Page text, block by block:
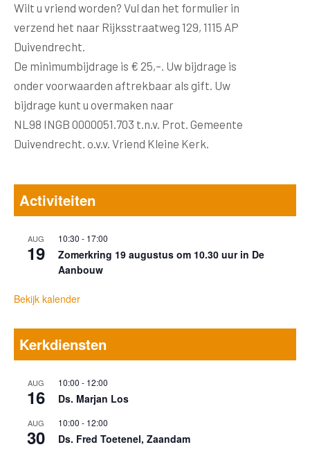
Wilt u vriend worden? Vul dan het formulier in
verzend het naar Rijksstraatweg 129, 1115 AP
Duivendrecht.
De minimumbijdrage is € 25,–. Uw bijdrage is
onder voorwaarden aftrekbaar als gift. Uw
bijdrage kunt u overmaken naar
NL98 INGB 0000051.703 t.n.v. Prot. Gemeente
Duivendrecht. o.v.v. Vriend Kleine Kerk.
Activiteiten
AUG
19
10:30 - 17:00
Zomerkring 19 augustus om 10.30 uur in De
Aanbouw
Bekijk kalender
Kerkdiensten
AUG
16
10:00 - 12:00
Ds. Marjan Los
AUG
30
10:00 - 12:00
Ds. Fred Toetenel, Zaandam